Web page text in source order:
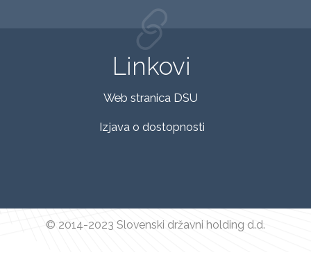
Linkovi
Web stranica DSU
Izjava o dostopnosti
© 2014-2023 Slovenski državni holding d.d.